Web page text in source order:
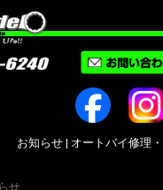
お知らせ | オートバイ修理
せ